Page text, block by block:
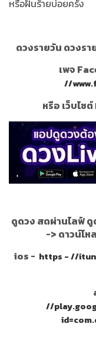
หรือฝันร้ายบ่อยครั้ง
ดวงรายวัน ดวงร
เพจ
//
หรือ เว็บไซต์
ดูดวง สดผ่านไลฟ์
-> ดาวน์โ
ios - https - //
//